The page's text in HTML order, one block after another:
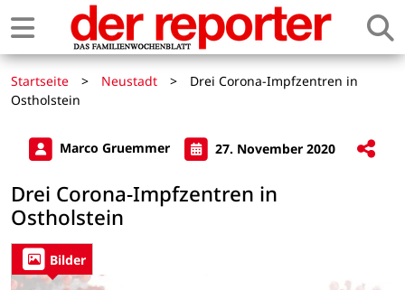
Startseite > Neustadt >
Drei Corona-Impfzentren in
Ostholstein
Marco Gruemmer 27. November 2020
Drei Corona-Impfzentren in
Ostholstein
Bilder